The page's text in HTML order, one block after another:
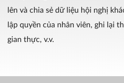
lên và chia sẻ dữ liệu hội nghị
lập quyền của nhân viên, ghi lại
gian thực, v.v.